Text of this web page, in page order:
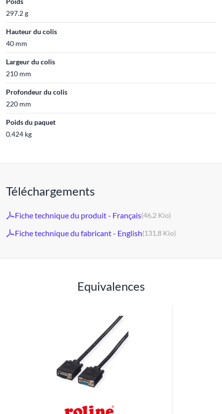
297.2 g
Hauteur du colis
40 mm
Largeur du colis
210 mm
Profondeur du colis
220 mm
Poids du paquet
0.424 kg
Téléchargements
Fiche technique du produit - Français(46,2 Kio)
Fiche technique du fabricant - English(131,8 Kio)
Equivalences